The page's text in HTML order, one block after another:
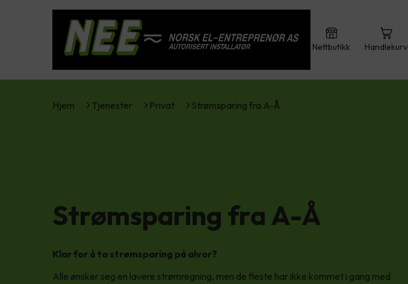
Nettbutikk Handlekurv
Hjem Tjenester Privat Strømsparing fra A-Å
Strømsparing fra A-Å
Klar for å ta strømsparing på alvor?
Alle ønsker seg en lavere strømregning, men de fleste har ikke kommet i gang med